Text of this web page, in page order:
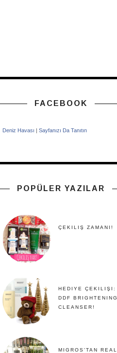
FACEBOOK
Deniz Havası | Sayfanızı Da Tanıtın
POPÜLER YAZILAR
ÇEKILIŞ ZAMANI!
HEDIYE ÇEKILIŞI:
DDF BRIGHTENING
CLEANSER!
MIGROS'TAN REAL